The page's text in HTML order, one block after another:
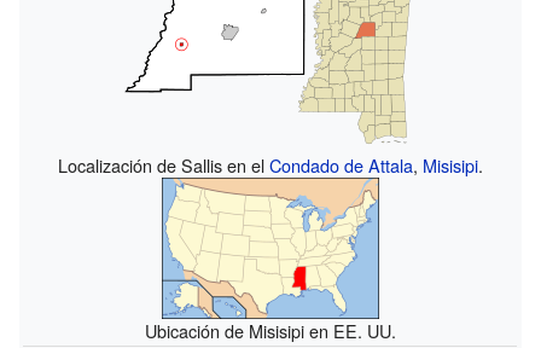
Localización de Sallis en elCondado de Attala, Misisipi.
Ubicación de Misisipi en EE. UU.